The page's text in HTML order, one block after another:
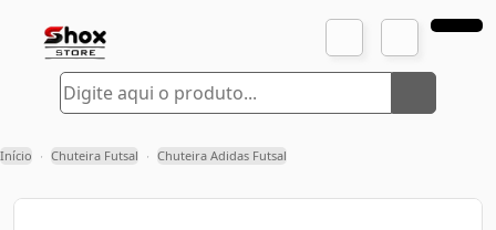
Início › Chuteira Futsal › Chuteira Adidas Futsal